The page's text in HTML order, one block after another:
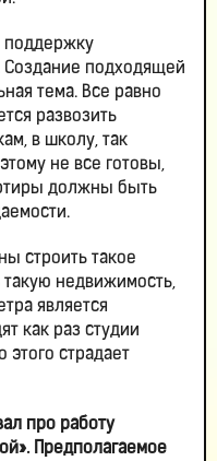
поддержку
Создание подходящей
тема. Все равно
развозить
в школу, так
не все готовы,
должны быть
строить такое
недвижимость,
является
как раз студии
страдает
про работу
Предполагаемое